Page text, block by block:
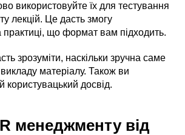
використовуйте їх для тестування
лекцій. Це дасть змогу
практиці, що формат вам підходить.
зрозуміти, наскільки зручна саме
матеріалу. Також ви
користувацький досвід.
менеджменту від